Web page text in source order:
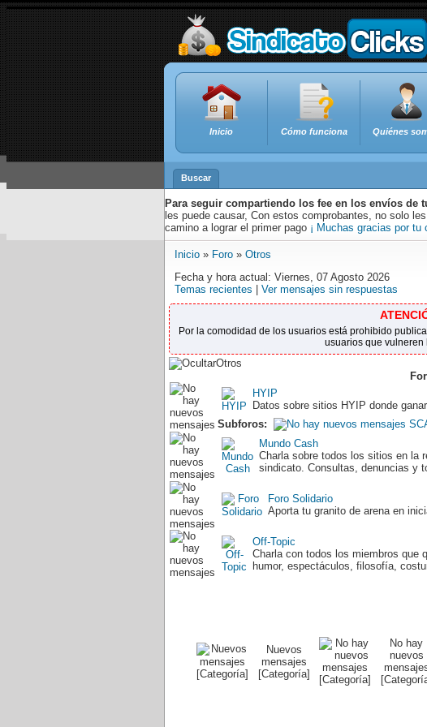
Inicio Cómo funciona Quiénes
Buscar
Para seguir compartiendo los fee en los envíos
les puede causar, Con estos comprobantes, no solo
camino a lograr el primer pago ¡ Muchas gracias por tu
Inicio » Foro » Otros
Fecha y hora actual: Viernes, 07 Agosto 2026
Temas recientes
Ver mensajes sin respuestas
Por la comodidad de los usuarios está prohibido
usuarios que vulneren
Otros
HYIP
Datos sobre sitios HYIP donde
Subforos:
Mundo Cash
Charla sobre todos los sitios en la
sindicato. Consultas, denuncias y
Foro Solidario
Aporta tu granito de arena en
Off-Topic
Charla con todos los miembros que
humor, espectáculos, filosofía,
Nuevos
mensajes
[Categoría]
No hay
nuevos